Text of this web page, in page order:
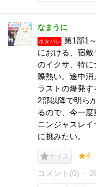
なまうに
ネタバレ
第1部1
における、宿
のイクサ、特に
際熱い。途中消
ラストの爆発
2部以降で明ら
るので、今一
ニンジャスレ
に挑みたい。
ナイス ★4
コメント(0)